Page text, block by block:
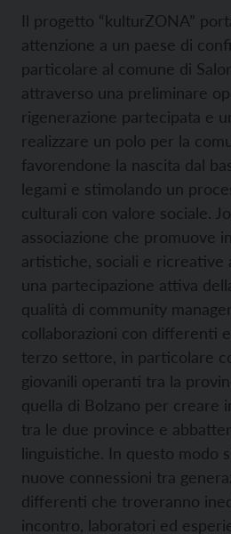
Il progetto “kulturZONA”
attenzione a un paese di
particolare al comune di
attraverso una preliminare
rigenerazione partecipata e
realizzare un polo per la
favorendone la nascita dal
legami e stimolando un
culturali con valore sociale.
associazione che promuove
artistiche, sociali e ricreative
una partecipazione attiva
qualità di community
collaborazioni con differenti
terzo settore, in particolare
giovanili operanti tra la
quella di Bolzano per creare
tra le due province e
linguistiche. In questo modo
nuove connessioni tra
differenti che troveranno
incontro, laboratori ed